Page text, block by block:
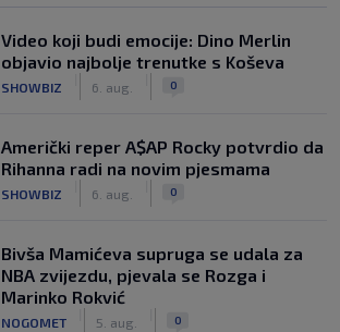
Video koji budi emocije: Dino Merlin
objavio najbolje trenutke s Koševa
SHOWBIZ 6. aug. 0
Američki reper A$AP Rocky potvrdio da
Rihanna radi na novim pjesmama
SHOWBIZ 6. aug. 0
Bivša Mamićeva supruga se udala za
NBA zvijezdu, pjevala se Rozga i
Marinko Rokvić
NOGOMET 5. aug. 0